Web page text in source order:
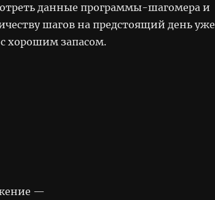
данные программы-шагомера и
шагов на предстоящий день уже
хорошим запасом.
—